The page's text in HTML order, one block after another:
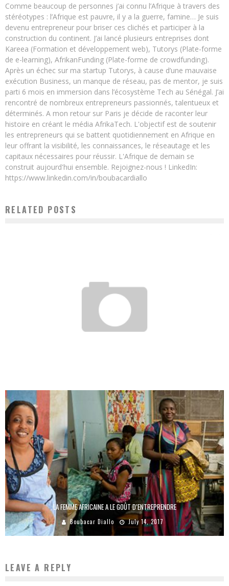
Comme beaucoup de personnes j’ai connu l’Afrique à travers des
stéréotypes : l’Afrique est pauvre, il y a la guerre, famine… Je suis
devenu entrepreneur pour briser ces clichés et participer à la
construction du continent. J’ai lancé plusieurs entreprises dont
Kareea (Formation et développement web), Tutorys (Plate-forme
de e-learning), AfrikanFunding (Plate-forme de crowdfunding).
Après un échec sur ma startup Tutorys, à cause d’une mauvaise
exécution Business, un manque de réseau, pas de mentor, je suis
parti 6 mois en immersion dans l’écosystème Tech au Sénégal. J’ai
rencontré de nombreux entrepreneurs passionnés, talentueux et
déterminés. A mon retour sur Paris je décide de raconter leur
histoire en créant le média AfrikaTech. L'objectif est de soutenir
les entrepreneurs qui se battent quotidiennement en Afrique en
leur offrant la visibilité, les connaissances, le réseautage et les
capitaux nécessaires pour réussir. L'Afrique de demain se
construit aujourd'hui ensemble. Rejoignez-nous ! LinkedIn:
https://www.linkedin.com/in/boubacardiallo
RELATED POSTS
LA FEMME AFRICAINE A LE GOÛT D’ENTREPRENDRE
Boubacar Diallo July 14, 2017
LEAVE A REPLY